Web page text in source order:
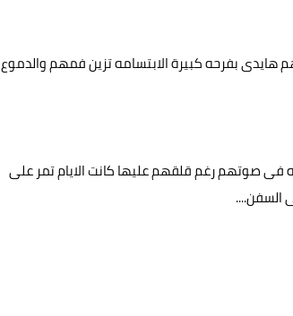
هايدى بفرحه كبيرة الابتسامه تزين فمهم والدموع
فى صوتهم رغم قلقهم عليها كانت الايام تمر على
السفن....